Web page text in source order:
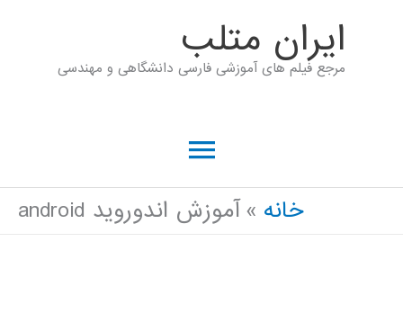
ايران متلب
مرجع فیلم های آموزشی فارسی دانشگاهی و مهندسی
فهرست
اصلی
خانه آموزش اندوروید android